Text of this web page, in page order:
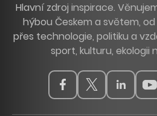
Hlavní zdroj inspirace.
hýbou Českem a světem,
přes technologie, politiku a
sport, kulturu, ekologii